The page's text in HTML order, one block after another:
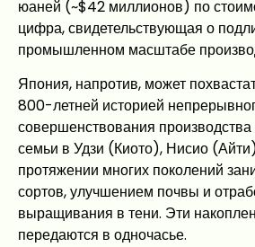
юаней (~$42 миллионов) по
цифра, свидетельствующая о
промышленном масштабе
Япония, напротив, может
800-летней историей
совершенствования
семьи в Удзи (Киото), Нисио
протяжении многих поколений
сортов, улучшением почвы и
выращивания в тени. Эти
передаются в одночасье.